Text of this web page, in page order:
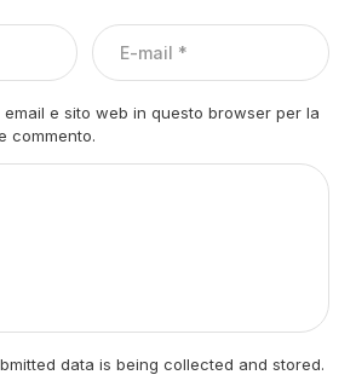
email e sito web in questo browser per la
commento.
data is being collected and stored.